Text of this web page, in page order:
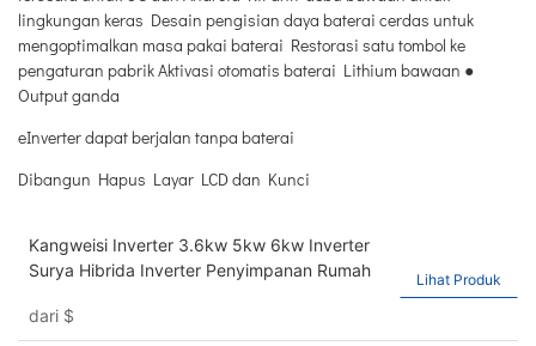
lingkungan keras Desain pengisian daya baterai cerdas untuk
mengoptimalkan masa pakai baterai Restorasi satu tombol ke
pengaturan pabrik Aktivasi otomatis baterai Lithium bawaan ●
Output ganda
eInverter dapat berjalan tanpa baterai
Dibangun Hapus Layar LCD dan Kunci
Kangweisi Inverter 3.6kw 5kw 6kw Inverter
Surya Hibrida Inverter Penyimpanan Rumah
dari $
Lihat Produk